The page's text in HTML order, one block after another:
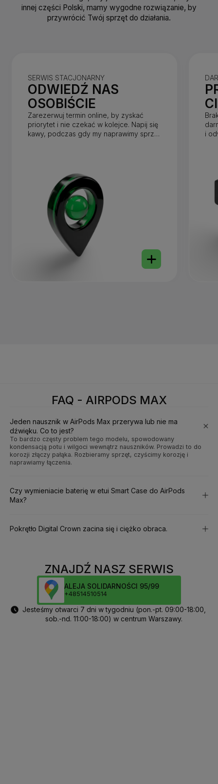
innej części Polski, mamy wygodne rozwiązanie, by
przywrócić Twój sprzęt do działania.
SERWIS STACJONARNY
ODWIEDŹ NAS
OSOBIŚCIE
Zarezerwuj termin online, by zyskać
priorytet i nie czekać w kolejce. Napij się
kawy, podczas gdy my naprawimy sprzęt
i
FAQ - AIRPODS MAX
Jeden nausznik w AirPods Max przerywa lub nie ma
dźwięku. Co to jest?
To bardzo częsty problem tego modelu, spowodowany
kondensacją potu i wilgoci wewnątrz nauszników. Prowadzi to do
korozji złączy pałąka. Rozbieramy sprzęt, czyścimy korozję i
naprawiamy łączenia.
Czy wymieniacie baterię w etui Smart Case do AirPods
Max?
Pokrętło Digital Crown zacina się i ciężko obraca.
ZNAJDŹ NASZ SERWIS
ALEJA SOLIDARNOŚCI 95/99
+48514510514
Jesteśmy otwarci 7 dni w tygodniu (pon.-pt. 09:00-18:00,
sob.-nd. 11:00-18:00) w centrum Warszawy.